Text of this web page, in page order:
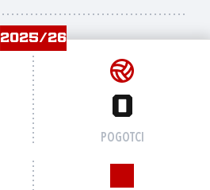
2025/26
0
POGOTCI